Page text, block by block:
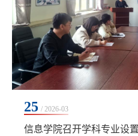
25 / 2026-03
信息学院召开学科专业设